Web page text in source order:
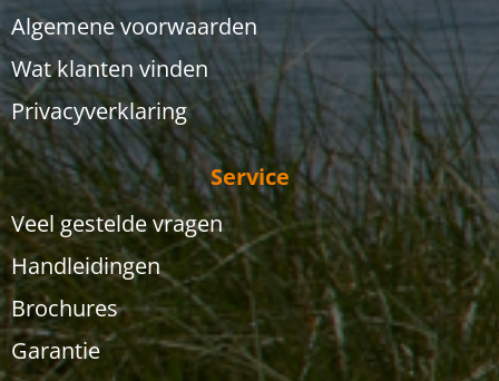
Algemene voorwaarden
Wat klanten vinden
Privacyverklaring
Service
Veel gestelde vragen
Handleidingen
Brochures
Garantie